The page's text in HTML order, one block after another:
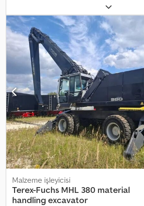
, dingil konfigürasyonu:
çalışma saatleri:2.100 h, Donanım:kabin,
2024 / 2100 MTH Yıl: 2024 2100 çalışma saati
26.400 kg 175 HP Dcjdpezrf Dvsfx Ankek 4
hızı 4×4 tahrik Ek hidrolik hatlar Hızlı bağlantı
dengeleyicileri 4×4 Kabin yükseltilmiş, klimalı
sistemi Gece çalışması için aydınlatma
mükemmeldir.
Malzeme i̇şleyi̇ci̇si̇
Terex-Fuchs MHL 380 material
handling excavator